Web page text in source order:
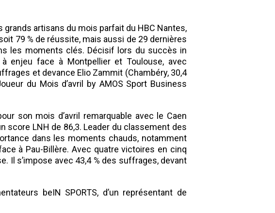
grands artisans du mois parfait du HBC Nantes,
79 % de réussite, mais aussi de 29 dernières
les moments clés. Décisif lors du succès in
enjeu face à Montpellier et Toulouse, avec
et devance Elio Zammit (Chambéry, 30,4
du Mois d’avril by AMOS Sport Business
son mois d’avril remarquable avec le Caen
score LNH de 86,3. Leader du classement des
dans les moments chauds, notamment
à Pau-Billère. Avec quatre victoires en cinq
Il s’impose avec 43,4 % des suffrages, devant
beIN SPORTS, d’un représentant de